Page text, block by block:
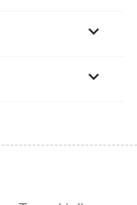

